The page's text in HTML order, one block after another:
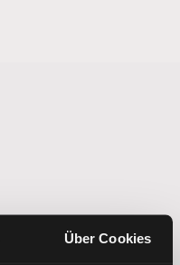
Über Cookies